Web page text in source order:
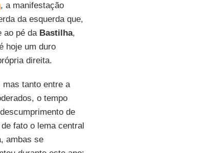
, a manifestação
da esquerda que,
ao pé da Bastilha,
hoje um duro
direita.
tanto entre a
o tempo
de
fato o lema central
ambas se